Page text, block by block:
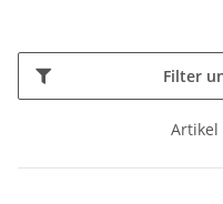
Filter
Artikel